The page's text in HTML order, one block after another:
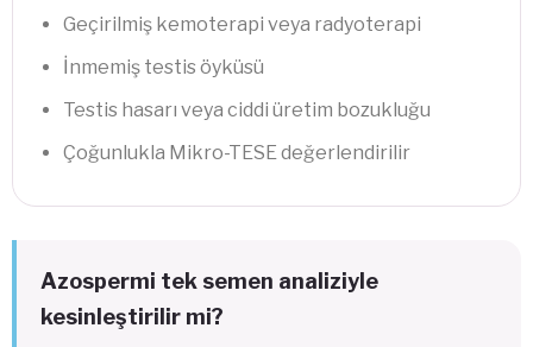
Geçirilmiş kemoterapi veya radyoterapi
İnmemiş testis öyküsü
Testis hasarı veya ciddi üretim bozukluğu
Çoğunlukla Mikro-TESE değerlendirilir
Azospermi tek semen analiziyle
kesinleştirilir mi?